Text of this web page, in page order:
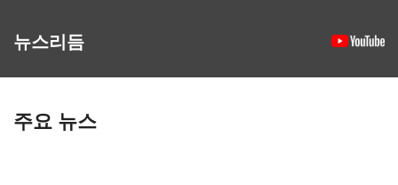
뉴스리듬
주요 뉴스